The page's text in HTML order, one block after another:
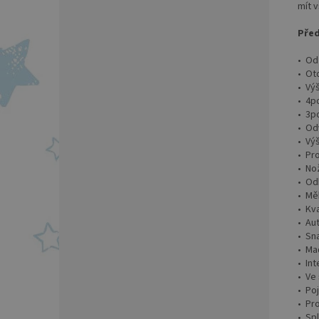
mít
•
•
•
•
•
•
•
•
•
•
•
•
•
•
•
•
•
•
•